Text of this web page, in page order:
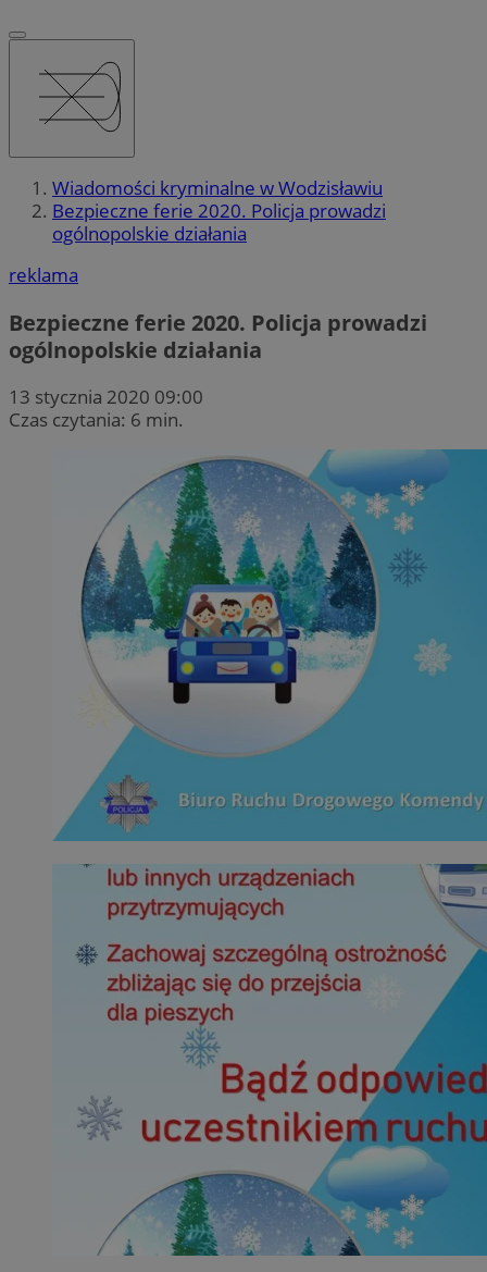
Wiadomości kryminalne w Wodzisławiu
Bezpieczne ferie 2020. Policja prowadzi
ogólnopolskie działania
reklama
Bezpieczne ferie 2020. Policja prowadzi
ogólnopolskie działania
13 stycznia 2020 09:00
Czas czytania: 6 min.